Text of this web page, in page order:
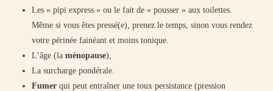
Les « pipi express » ou le fait de « pousser » aux toilettes.
Même si vous êtes pressé(e), prenez le temps, sinon vous rendez
votre périnée fainéant et moins tonique.
L’âge (laménopause),
La surcharge pondérale.
Fumerqui peut entraîner une toux persistance (pression